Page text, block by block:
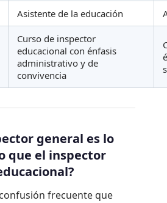
Asistente de la educación
Curso de inspector
educacional con énfasis
administrativo y de
convivencia
general es lo
que el inspector
frecuente que